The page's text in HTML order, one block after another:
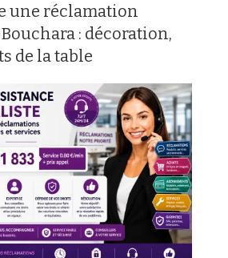
une réclamation
: décoration,
de la table